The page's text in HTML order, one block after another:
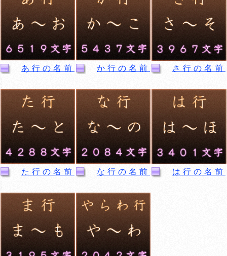
あ行の名前 か行の名前 さ行の名前
た行の名前 な行の名前 は行の名前